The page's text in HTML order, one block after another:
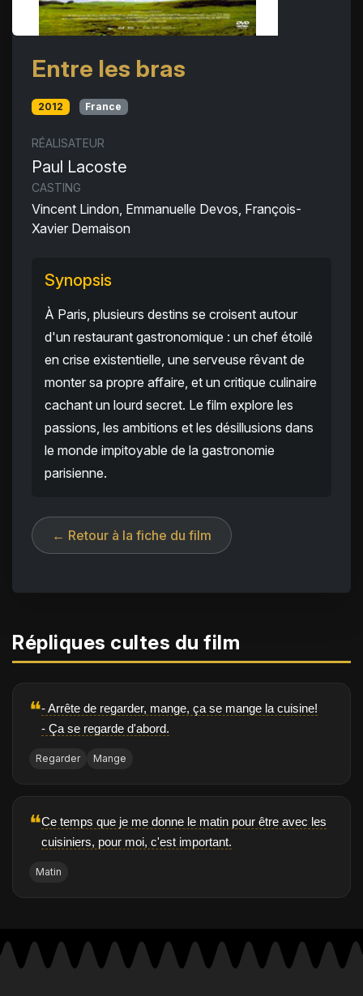
Entre les bras
2012 France
RÉALISATEUR
Paul Lacoste
CASTING
Vincent Lindon, Emmanuelle Devos, François-
Xavier Demaison
Synopsis
À Paris, plusieurs destins se croisent autour
d'un restaurant gastronomique : un chef étoilé
en crise existentielle, une serveuse rêvant de
monter sa propre affaire, et un critique culinaire
cachant un lourd secret. Le film explore les
passions, les ambitions et les désillusions dans
le monde impitoyable de la gastronomie
parisienne.
← Retour à la fiche du film
Répliques cultes du film
❝- Arrête de regarder, mange, ça se mange la cuisine!
- Ça se regarde d'abord.
Regarder Mange
❝Ce temps que je me donne le matin pour être avec les
cuisiniers, pour moi, c'est important.
Matin